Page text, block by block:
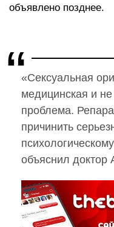
объявлено позднее.
«Сексуальная
медицинская и не
проблема.
причинить
объяснил доктор